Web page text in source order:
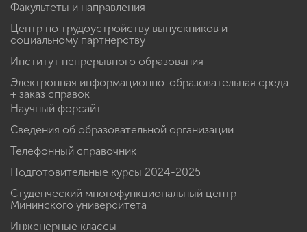
Факультеты и направления
Центр по трудоустройству выпускников и
социальному партнерству
Институт непрерывного образования
Электронная информационно-образовательная среда
+ заказ справок
Научный форсайт
Сведения об образовательной организации
Телефонный справочник
Подготовительные курсы 2024-2025
Студенческий многофункциональный центр
Мининского университета
Инженерные классы